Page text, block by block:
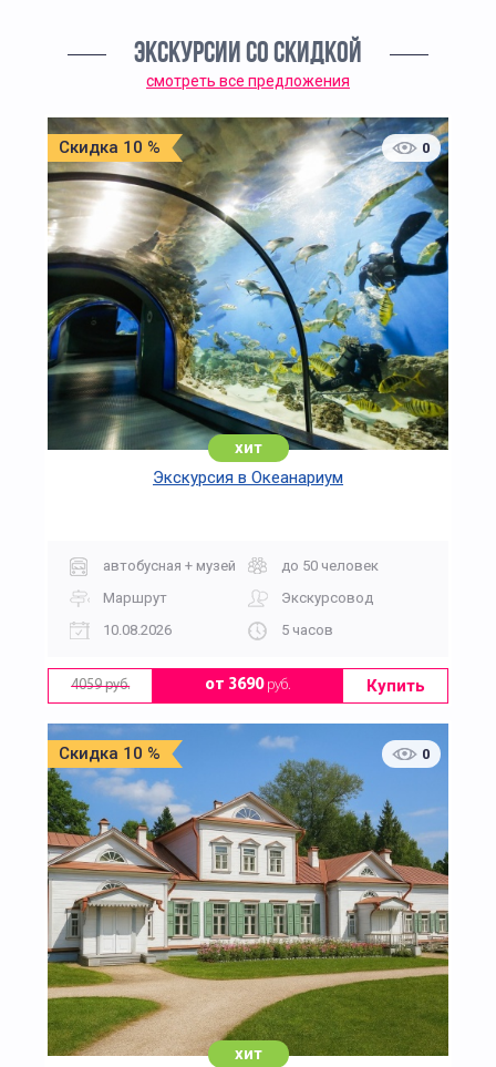
ЭКСКУРСИИ СО СКИДКОЙ
смотреть все предложения
Скидка 10 % 0
хит
Экскурсия в Океанариум
автобусная + музей
до 50 человек
Маршрут
Экскурсовод
10.08.2026
5 часов
4059 руб. от 3690руб. Купить
Скидка 10 % 0
хит